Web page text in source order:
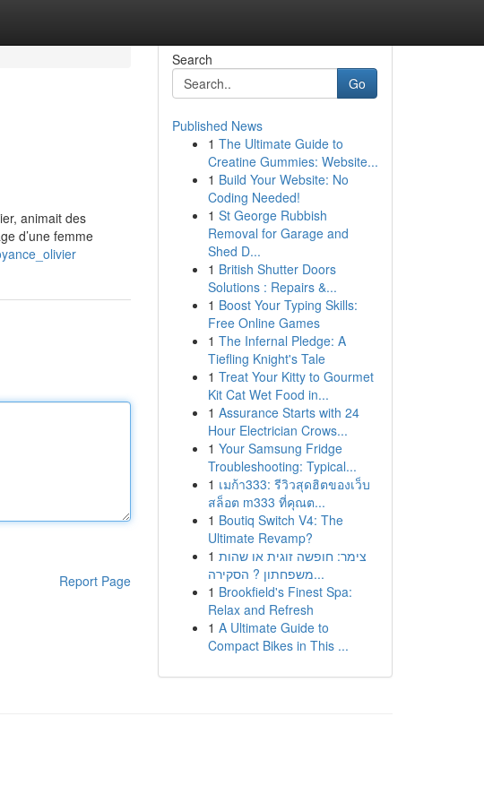
animait des
d’une femme
Report Page
Search
Go
Published News
1 The Ultimate Guide to
Creatine Gummies: Website...
1 Build Your Website: No
Coding Needed!
1 St George Rubbish
Removal for Garage and
Shed D...
1 British Shutter Doors
Solutions : Repairs &...
1 Boost Your Typing Skills:
Free Online Games
1 The Infernal Pledge: A
Tiefling Knight's Tale
1 Treat Your Kitty to Gourmet
Kit Cat Wet Food in...
1 Assurance Starts with 24
Hour Electrician Crows...
1 Your Samsung Fridge
Troubleshooting: Typical...
1 เมก้า333: รีวิวสุดฮิตของเว็บ
สล็อต m333 ที่คุณต...
1 Boutiq Switch V4: The
Ultimate Revamp?
1 צימר: חופשה זוגית או שהות
משפחתון ? הסקירה...
1 Brookfield's Finest Spa:
Relax and Refresh
1 A Ultimate Guide to
Compact Bikes in This ...